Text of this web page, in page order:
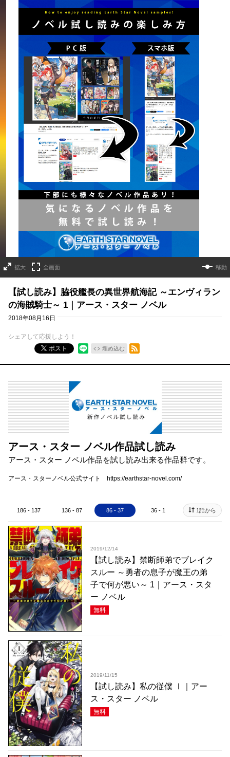
拡大 全画面 移動
【試し読み】脇役艦長の異世界航海記 ～エンヴィラン
の海賊騎士～ 1｜アース・スター ノベル
2018年08月16日
シェアして応援しよう！
ポスト
埋め込む
RSSフィード
アース・スター ノベル作品試し読み
アース・スター ノベル作品を試し読み出来る作品群です。
アース・スターノベル公式サイト https://earthstar-novel.com/
186 - 137 136 - 87 86 - 37 36 - 1 1話から
2019/12/14
【試し読み】禁断師弟でブレイク
スルー ～勇者の息子が魔王の弟
子で何が悪い～ 1｜アース・スタ
ー ノベル
無料
2019/11/15
【試し読み】私の従僕 Ⅰ｜アー
ス・スター ノベル
無料